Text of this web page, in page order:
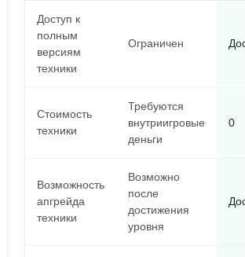
Доступ к
полным
версиям
техники
Ограничен
Стоимость
техники
Требуются
внутриигровые
деньги
0
Возможность
апгрейда
техники
Возможно
после
достижения
уровня